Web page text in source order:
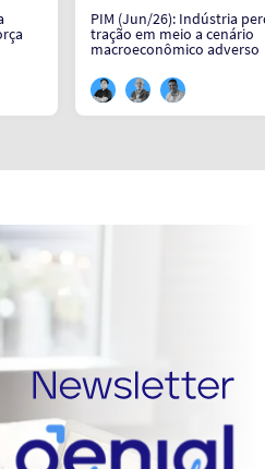
PIM (Jun/26): Indústria
tração em meio a cenário
macroeconômico adverso